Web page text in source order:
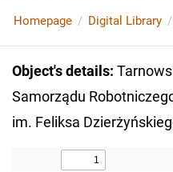
Homepage Digital Library
Object's details:
Samorządu
im. Feliksa